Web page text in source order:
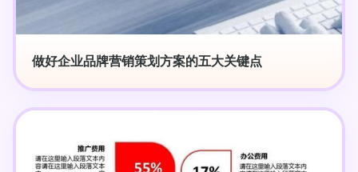
做好企业品牌营销策划方案的五大关键点